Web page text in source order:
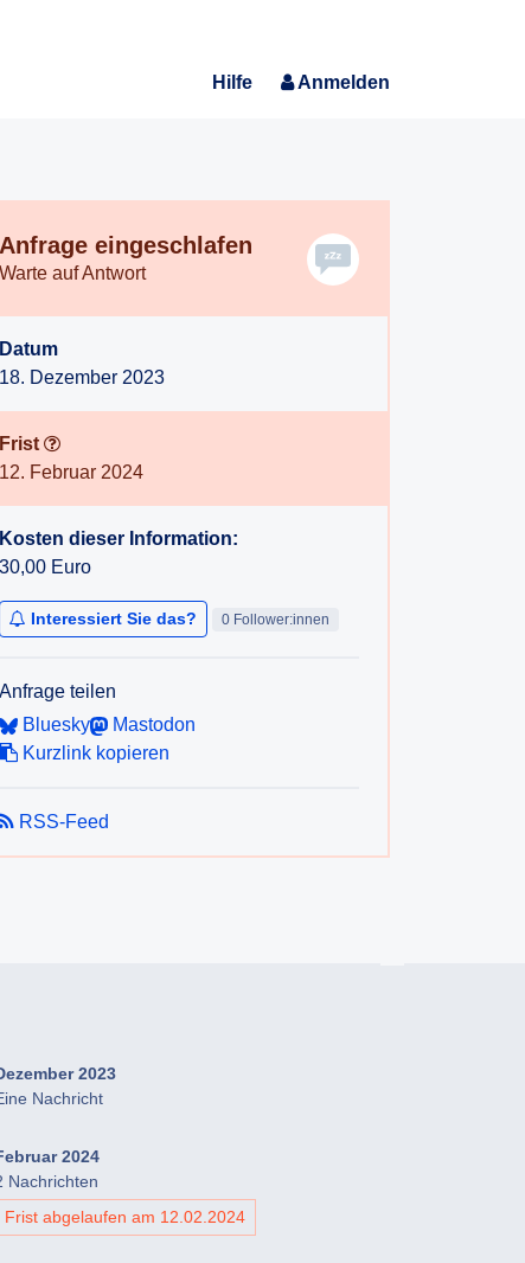
Hilfe Anmelden
Anfrage eingeschlafen
Warte auf Antwort
Datum
18. Dezember 2023
Frist
12. Februar 2024
Kosten dieser Information:
30,00 Euro
Interessiert Sie das? 0 Follower:innen
Anfrage teilen
Bluesky
Mastodon
Kurzlink kopieren
RSS-Feed
2023
Nachricht
2024
Nachrichten
Frist abgelaufen am 12.02.2024